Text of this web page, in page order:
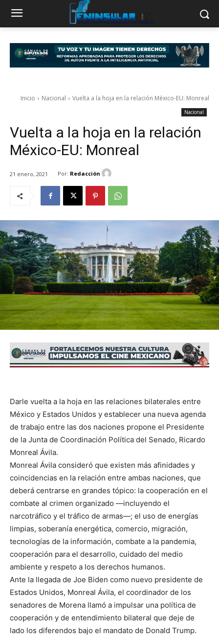
Inicio Nacional Vuelta a la hoja en la relación México-EU: Monreal
Nacional
Vuelta a la hoja en la relación
México-EU: Monreal
21 enero, 2021 Por: Redacción
Darle vuelta a la hoja en las relaciones bilaterales entre
México y Estados Unidos y establecer una nueva agenda
de trabajo entre las dos naciones propone el Presidente
de la Junta de Coordinación Política del Senado, Ricardo
Monreal Ávila.
Monreal Ávila consideró que existen más afinidades y
coincidencias en la relación entre ambas naciones, que
deberá centrarse en grandes tópico: la cooperación en el
combate al crimen organizado —incluyendo el
narcotráfico y el tráfico de armas—; el uso de energías
limpias, soberanía energética, comercio, migración,
tecnologías de la información, combate a la pandemia,
cooperación para el desarrollo, cuidado del medio
ambiente y respeto a los derechos humanos.
Ante la llegada de Joe Biden como nuevo presidente de
Estados Unidos, Monreal Ávila, el coordinador de los
senadores de Morena llamó a impulsar una política de
cooperación y de entendimiento bilateral que deje de
lado los diferendos bajo el mandato de Donald Trump.